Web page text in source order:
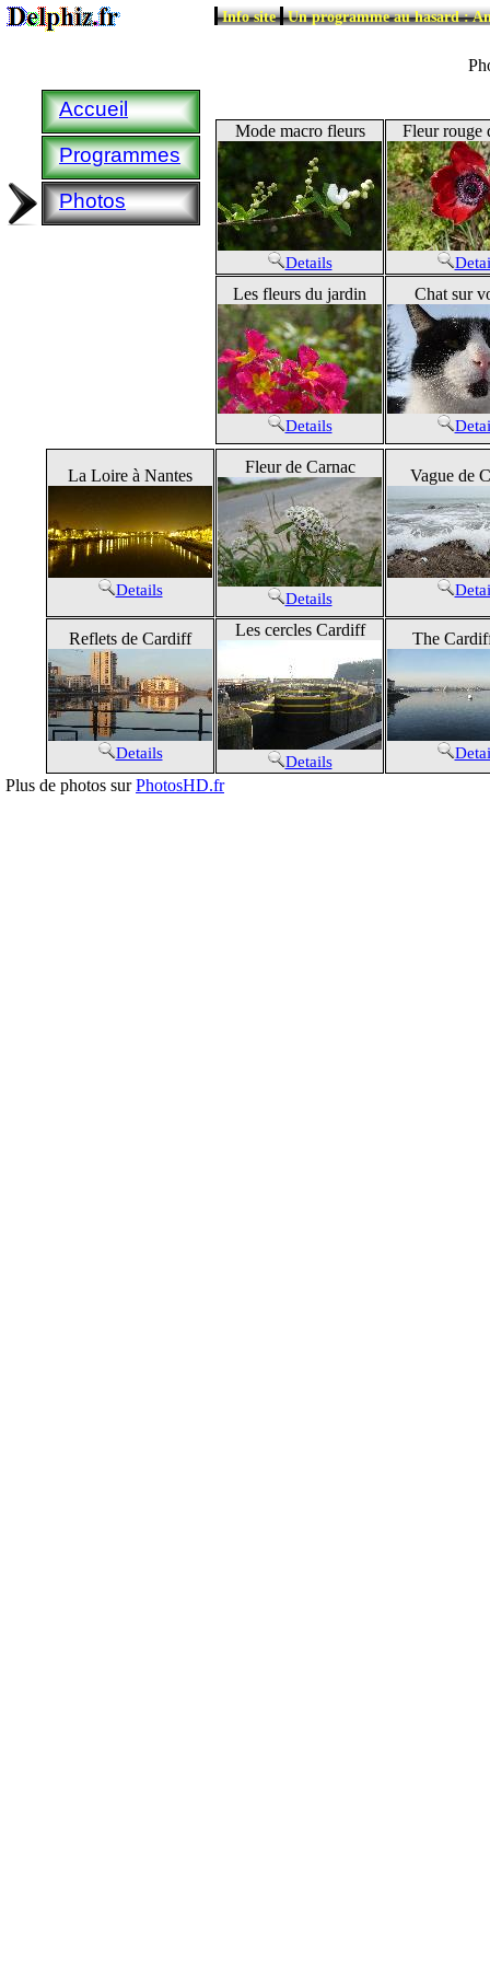
Info site Un programme au hasard :
Accueil
Programmes
Photos
Mode macro fleurs
Details
Fleur rouge
Les fleurs du jardin
Details
Chat sur
La Loire à Nantes
Details
Fleur de Carnac
Details
Vague de
Reflets de Cardiff
Details
Les cercles Cardiff
Details
The
Plus de photos surPhotosHD.fr